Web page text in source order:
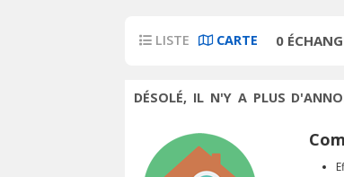
LISTE CARTE 0
DÉSOLÉ, IL N'Y A PLUS